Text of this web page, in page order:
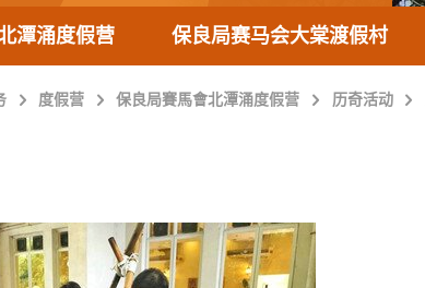
潭涌度假营 保良局赛马会大棠渡假村
度假营 保良局賽馬會北潭涌度假营 历奇活动